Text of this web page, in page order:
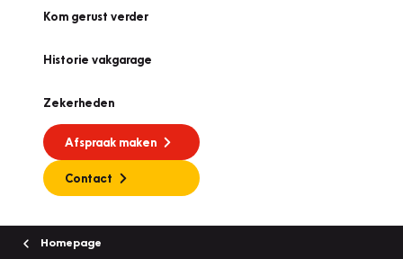
Kom gerust verder
Historie vakgarage
Zekerheden
Afspraak maken
Contact
Homepage